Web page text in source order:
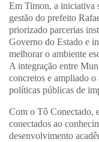
Em Timon, a iniciativa
gestão do prefeito
priorizado parcerias
Governo do Estado e
melhorar o ambiente
A integração entre
concretos e ampliado o
políticas públicas de
Com o Tô Conectado,
conectados ao
desenvolvimento